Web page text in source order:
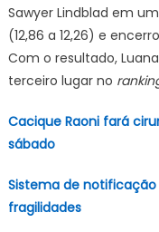
Sawyer Lindblad em
(12,86 a 12,26) e
Com o resultado,
terceiro lugar no
Cacique Raoni fará
sábado
Sistema de
fragilidades